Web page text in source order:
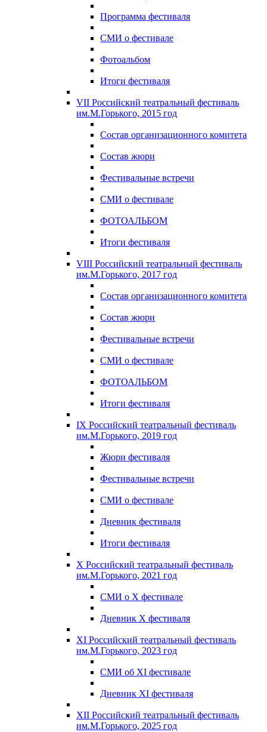
Программа фестиваля
СМИ о фестивале
Фотоальбом
Итоги фестиваля
VII Российский театральный фестиваль
им.М.Горького, 2015 год
Состав организационного комитета
Состав жюри
Фестивальные встречи
СМИ о фестивале
ФОТОАЛЬБОМ
Итоги фестиваля
VIII Российский театральный фестиваль
им.М.Горького, 2017 год
Состав организационного комитета
Состав жюри
Фестивальные встречи
СМИ о фестивале
ФОТОАЛЬБОМ
Итоги фестиваля
IX Российский театральный фестиваль
им.М.Горького, 2019 год
Жюри фестиваля
Фестивальные встречи
СМИ о фестивале
Дневник фестиваля
Итоги фестиваля
X Российский театральный фестиваль
им.М.Горького, 2021 год
СМИ о X фестивале
Дневник X фестиваля
XI Российский театральный фестиваль
им.М.Горького, 2023 год
СМИ об XI фестивале
Дневник XI фестиваля
XII Российский театральный фестиваль
им.М.Горького, 2025 год